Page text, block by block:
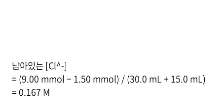
남아있는 [Cl^-]
= (9.00 mmol – 1.50 mmol) / (30.0 mL + 15.0 mL)
= 0.167 M